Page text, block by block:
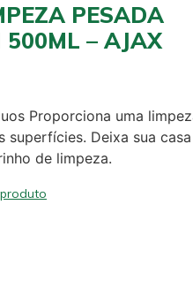
PESADA
500ML – AJAX
Proporciona uma
superfícies. Deixa sua casa
de limpeza.